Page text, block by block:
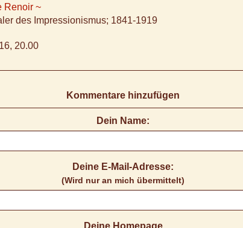
Renoir ~
des Impressionismus; 1841-1919
20.00
Kommentare hinzufügen
Dein Name:
Deine E-Mail-Adresse:
(Wird nur an mich übermittelt)
Deine Homepage